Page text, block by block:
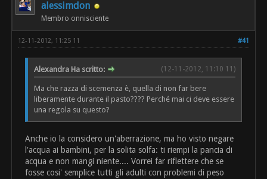
alessimdon
Membro onnisciente
#41
12-11-2012, 11:25 11
(12-11-2012, 11:10 11)
Alexandra Ha scritto:
Ma che razza di scemenza è, quella di non far bere
liberamente durante il pasto???? Perché mai ci deve essere
una regola su questo?
Anche io la considero un'aberrazione, ma ho visto negare
l'acqua ai bambini, per la solita solfa: ti riempi la pancia di
acqua e non mangi niente.... Vorrei far riflettere che se
fosse cosi' semplice tutti gli adulti con problemi di peso